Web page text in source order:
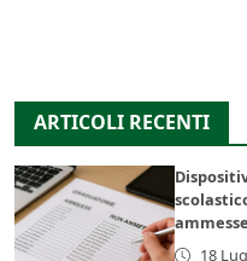
ARTICOLI RECENTI
18